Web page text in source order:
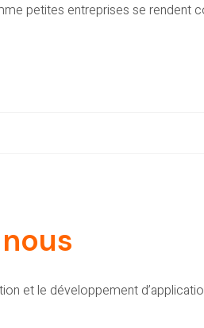
petites entreprises se rendent
et le développement